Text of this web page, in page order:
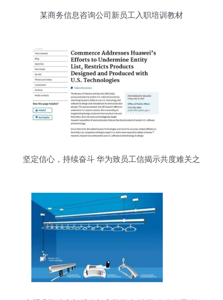
某商务信息咨询公司新员工入职培训教材
坚定信心，持续奋斗 华为致员工信揭示共度难关之